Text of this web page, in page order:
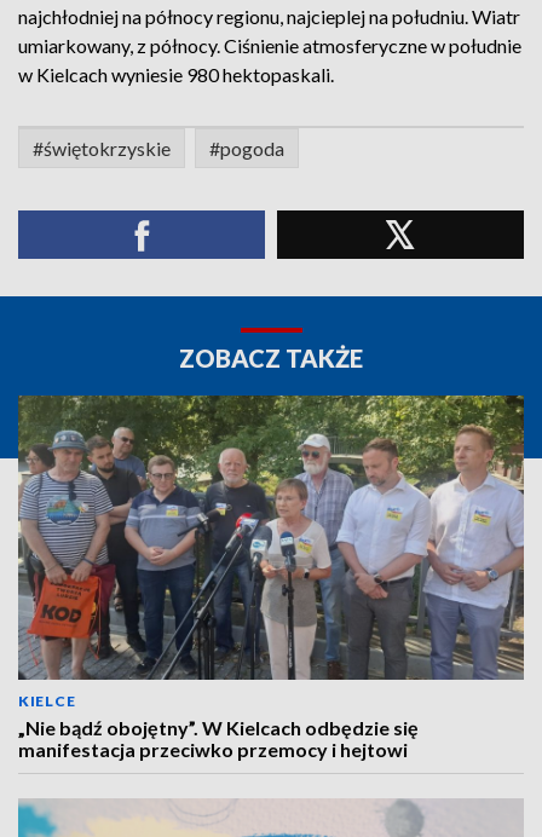
najchłodniej na północy regionu, najcieplej na południu. Wiatr
umiarkowany, z północy. Ciśnienie atmosferyczne w południe
w Kielcach wyniesie 980 hektopaskali.
#świętokrzyskie #pogoda
ZOBACZ TAKŻE
KIELCE
„Nie bądź obojętny”. W Kielcach odbędzie się
manifestacja przeciwko przemocy i hejtowi